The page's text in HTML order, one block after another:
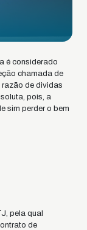
é considerado
chamada de
razão de dividas
pois, a
sim perder o bem
pela qual
de